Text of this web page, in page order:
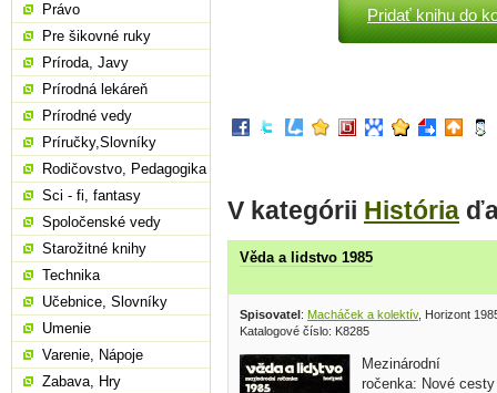
Pridať knihu do
V kategórii História
Věda a lidstvo 1985
Spisovatel: Macháček a kolektív, Horizont
Katalogové číslo: K8285
Mezinárodní
ročenka: Nové cesty
Právo
Pre šikovné ruky
Príroda, Javy
Prírodná lekáreň
Prírodné vedy
Príručky,Slovníky
Rodičovstvo, Pedagogika
Sci - fi, fantasy
Spoločenské vedy
Starožitné knihy
Technika
Učebnice, Slovníky
Umenie
Varenie, Nápoje
Zabava, Hry